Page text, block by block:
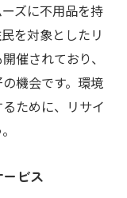
ズに不用品を持
を対象としたリ
催されており、
機会です。環境
ために、リサイ
ビス